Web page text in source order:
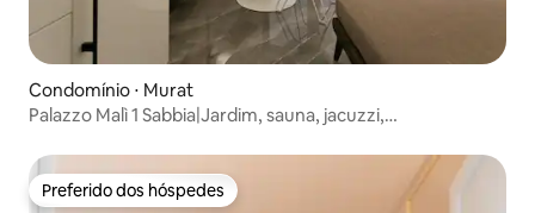
Condomínio ⋅ Murat
Palazzo Malì 1 Sabbia|Jardim, sauna, jacuzzi,
Preferido dos hóspedes
Preferido dos hóspedes